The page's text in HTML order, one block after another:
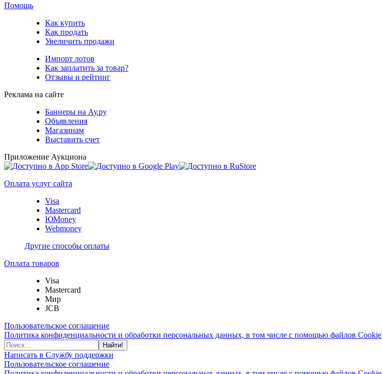
Помощь
Как купить
Как продать
Увеличить продажи
Импорт лотов
Как заплатить за товар?
Отзывы и рейтинг
Реклама на сайте
Баннеры на Ау.ру
Объявления
Магазинам
Выставить счет
Приложение Аукциона
Оплата услуг сайта
Visa
Mastercard
ЮMoney
Webmoney
Другие способы оплаты
Оплата товаров
Visa
Mastercard
Мир
JCB
Пользовательское соглашение
Политика конфиденциальности и обработки персональных данных, в том числе с помощью файлов Cookie
Найти!
Написать в Службу поддержки
Пользовательское соглашение